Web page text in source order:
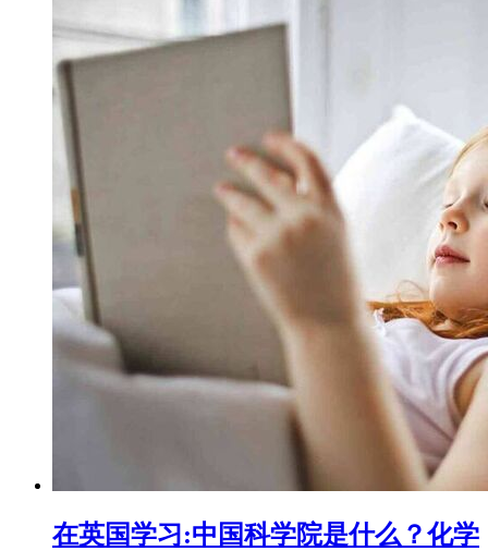
在英国学习:中国科学院是什么？化学